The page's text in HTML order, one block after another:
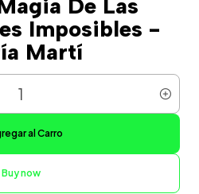
De Las
Imposibles -
Martí
al Carro
Buy now